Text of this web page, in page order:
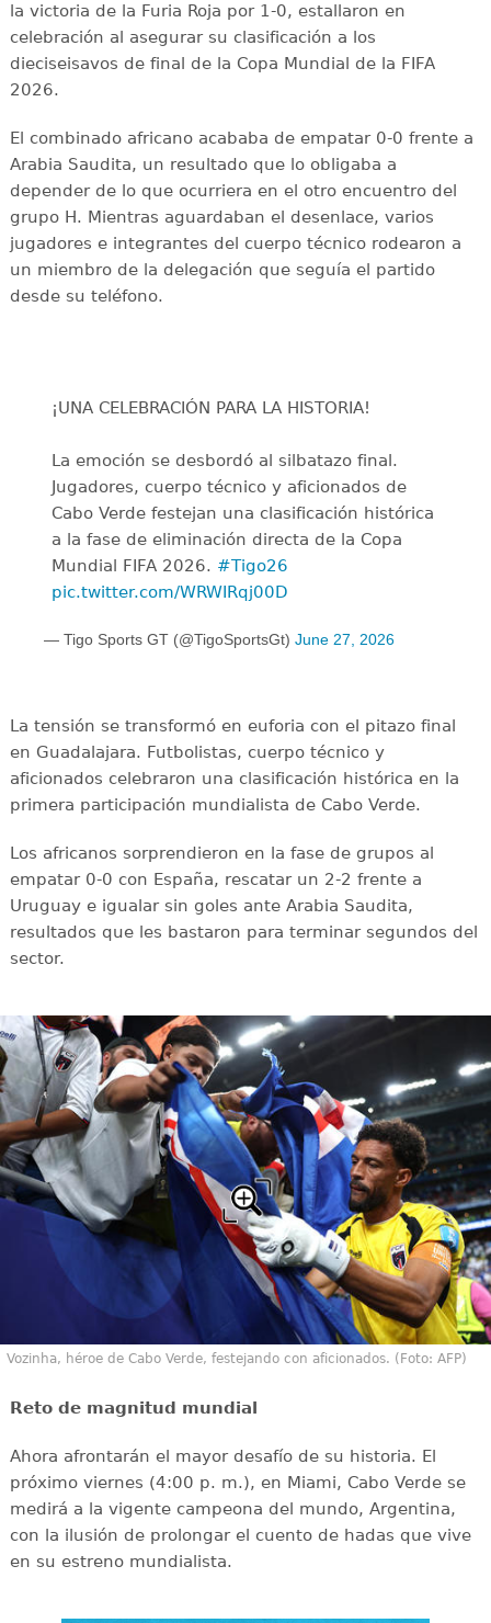
la victoria de la Furia Roja por 1-0, estallaron en
celebración al asegurar su clasificación a los
dieciseisavos de final de la Copa Mundial de la FIFA
2026.
El combinado africano acababa de empatar 0-0 frente a
Arabia Saudita, un resultado que lo obligaba a
depender de lo que ocurriera en el otro encuentro del
grupo H. Mientras aguardaban el desenlace, varios
jugadores e integrantes del cuerpo técnico rodearon a
un miembro de la delegación que seguía el partido
desde su teléfono.
¡UNA CELEBRACIÓN PARA LA HISTORIA!
La emoción se desbordó al silbatazo final.
Jugadores, cuerpo técnico y aficionados de
Cabo Verde festejan una clasificación histórica
a la fase de eliminación directa de la Copa
Mundial FIFA 2026. #Tigo26
pic.twitter.com/WRWIRqj00D
— Tigo Sports GT (@TigoSportsGt) June 27, 2026
La tensión se transformó en euforia con el pitazo final
en Guadalajara. Futbolistas, cuerpo técnico y
aficionados celebraron una clasificación histórica en la
primera participación mundialista de Cabo Verde.
Los africanos sorprendieron en la fase de grupos al
empatar 0-0 con España, rescatar un 2-2 frente a
Uruguay e igualar sin goles ante Arabia Saudita,
resultados que les bastaron para terminar segundos del
sector.
Vozinha, héroe de Cabo Verde, festejando con aficionados. (Foto: AFP)
Reto de magnitud mundial
Ahora afrontarán el mayor desafío de su historia. El
próximo viernes (4:00 p. m.), en Miami, Cabo Verde se
medirá a la vigente campeona del mundo, Argentina,
con la ilusión de prolongar el cuento de hadas que vive
en su estreno mundialista.